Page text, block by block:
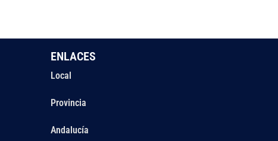
ENLACES
Local
Provincia
Andalucía